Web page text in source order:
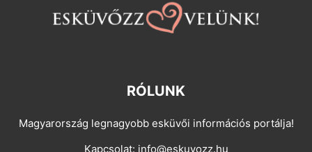
RÓLUNK
Magyarország legnagyobb esküvői információs portálja!
Kapcsolat: info@eskuvozz.hu